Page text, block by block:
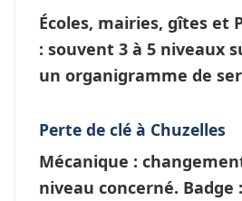
Écoles, mairies, gîtes et
: souvent 3 à 5 niveaux
un organigramme de
Perte de clé à Chuzelles
Mécanique :
niveau concerné. Badge